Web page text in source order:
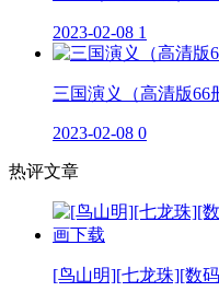
2023-02-08 1
三国演义（高清版66
2023-02-08 0
热评文章
[鸟山明][七龙珠][数